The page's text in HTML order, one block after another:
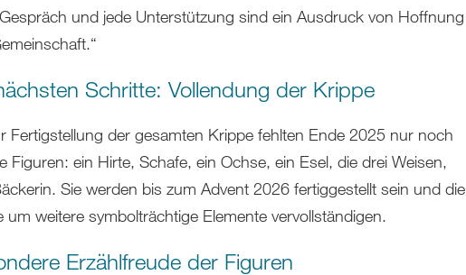
und jede Unterstützung sind ein Ausdruck von Hoffnung
Schritte: Vollendung der Krippe
Fertigstellung der gesamten Krippe fehlten Ende 2025 nur noch
Figuren: ein Hirte, Schafe, ein Ochse, ein Esel, die drei Weisen,
Sie werden bis zum Advent 2026 fertiggestellt sein und die
um weitere symbolträchtige Elemente vervollständigen.
Erzählfreude der Figuren